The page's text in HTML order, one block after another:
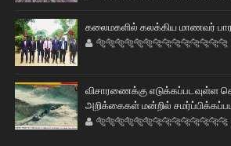
கலைமகளில் கலக்கிய மாணவர்
🐅🐅🐅🐅🐅🐅🐆🐆🐆🐆🐆🐆🐆🐆
விசாரணைக்கு எடுக்கப்படவுள்ள
அறிக்கைகள் மன்றில்
🐅🐅🐅🐅🐅🐅🐆🐆🐆🐆🐆🐆🐆🐆